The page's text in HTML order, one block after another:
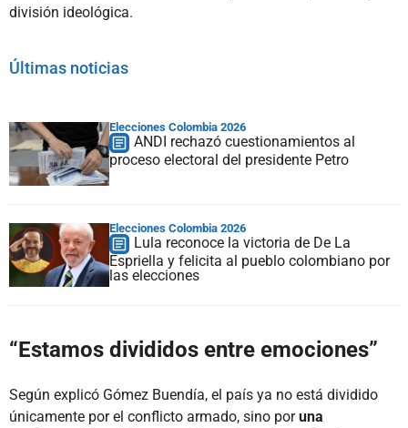
división ideológica.
Últimas noticias
Elecciones Colombia 2026
ANDI rechazó cuestionamientos al
proceso electoral del presidente Petro
Elecciones Colombia 2026
Lula reconoce la victoria de De La
Espriella y felicita al pueblo colombiano por
las elecciones
“Estamos divididos entre emociones”
Según explicó Gómez Buendía, el país ya no está dividido
únicamente por el conflicto armado, sino poruna